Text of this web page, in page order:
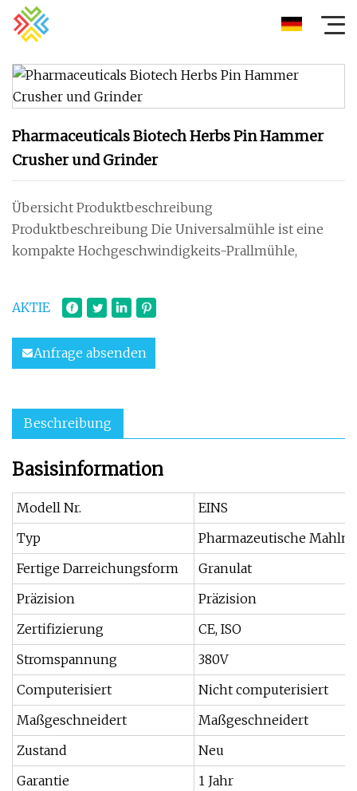
Pharmaceuticals Biotech Herbs Pin Hammer
Crusher und Grinder
Übersicht Produktbeschreibung
Produktbeschreibung Die Universalmühle ist eine
kompakte Hochgeschwindigkeits-Prallmühle,
AKTIE
Anfrage absenden
Beschreibung
Basisinformation
Modell Nr.
EINS
Typ
Pharmazeutische
Fertige Darreichungsform
Granulat
Präzision
Präzision
Zertifizierung
CE, ISO
Stromspannung
380V
Computerisiert
Nicht computerisiert
Maßgeschneidert
Maßgeschneidert
Zustand
Neu
Garantie
1 Jahr